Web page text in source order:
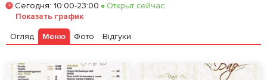
Залишити відгук
Сегодня: 10:00-23:00 Открыт сейчас
Показать график
Огляд Меню Фото Відгуки